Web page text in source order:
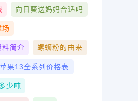
向日葵送妈妈合适吗
场
料简介 螺蛳粉的由来
苹果13全系列价格表
少吨